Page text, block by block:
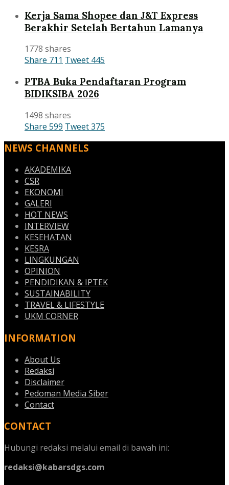
Kerja Sama Shopee dan J&T Express
Berakhir Setelah Bertahun Lamanya
1778 shares
Share 711 Tweet 445
PTBA Buka Pendaftaran Program
BIDIKSIBA 2026
1498 shares
Share 599 Tweet375
NEWS CHANNELS
AKADEMIKA
CSR
EKONOMI
GALERI
HOT NEWS
INTERVIEW
KESEHATAN
KESRA
LINGKUNGAN
OPINION
PENDIDIKAN & IPTEK
SUSTAINABILITY
TRAVEL & LIFESTYLE
UKM CORNER
INFORMATION
About Us
Redaksi
Disclaimer
Pedoman Media Siber
Contact
CONTACT
Hubungi redaksi melalui email di bawah ini:
redaksi@kabarsdgs.com